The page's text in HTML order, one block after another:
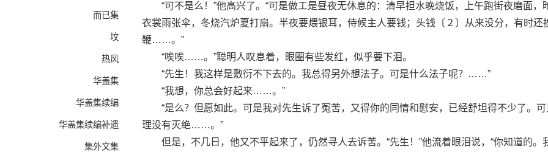
而已集
坟
热风
华盖集
华盖集续编
华盖集续编补遗
集外文集
“可不是么！”他高兴了。“可是做工是昼夜无休息的：清早担水晚烧饭，上午跑街夜磨面，
衣裳雨张伞，冬烧汽炉夏打扇。半夜要煨银耳，侍候主人要钱；头钱〔２〕从来没分，有时还
鞭……。”
“唉唉……。”聪明人叹息着，眼圈有些发红，似乎要下泪。
“先生！我这样是敷衍不下去的。我总得另外想法子。可是什么法子呢？……”
“我想，你总会好起来……。”
“是么？但愿如此。可是我对先生诉了冤苦，又得你的同情和慰安，已经舒坦得不少了。可
理没有灭绝……。”
但是，不几日，他又不平起来了，仍然寻人去诉苦。“先生！”他流着眼泪说，“你知道的。